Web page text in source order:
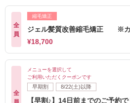
全
員
縮毛矯正
ジェル髪質改善縮毛矯正 ※カ
¥18,700
全
メニューを選択して
ご利用いただくクーポンです
早期割 8/22(土)以降
【早割♪】14日前までのご予約